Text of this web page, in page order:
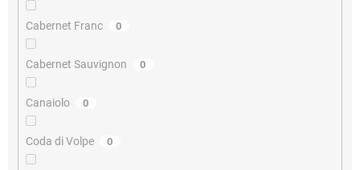
Cabernet Franc 0
Cabernet Sauvignon 0
Canaiolo 0
Coda di Volpe 0